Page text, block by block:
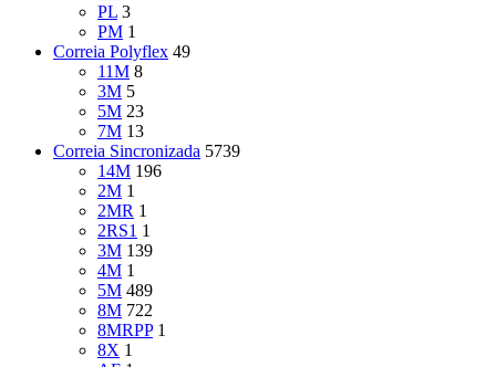
PL 3
PM 1
Correia Polyflex 49
11M 8
3M 5
5M 23
7M 13
Correia Sincronizada 5739
14M 196
2M 1
2MR 1
2RS1 1
3M 139
4M 1
5M 489
8M 722
8MRPP 1
8X 1